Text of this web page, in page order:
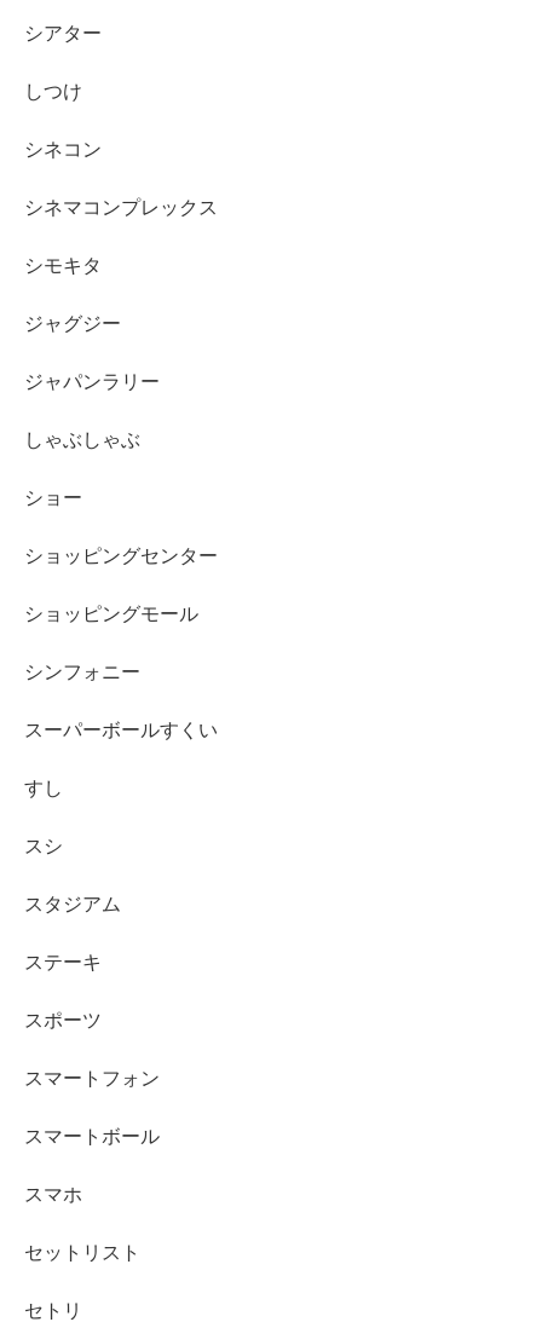
シアター
しつけ
シネコン
シネマコンプレックス
シモキタ
ジャグジー
ジャパンラリー
しゃぶしゃぶ
ショー
ショッピングセンター
ショッピングモール
シンフォニー
スーパーボールすくい
すし
スシ
スタジアム
ステーキ
スポーツ
スマートフォン
スマートボール
スマホ
セットリスト
セトリ